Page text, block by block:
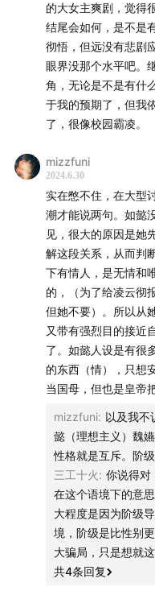
的大女主爽剧，觉得
结尾会如何，是不是
彻悟，但远没有悲剧
眼界没那个水平吧。
角，无论是不是有什
于我的预期了，但我
了，很像校园霸凌。
mizzfuni
2024.6.30
实在憋不住，在大型
潮才能说两句。如懿
见，很大的原因是她
解这段关系，从而判
下有情人，是无情和
的，（为了给凌云彻
但她不要）。所以从
又带有强烈目的接近
了。如懿人设是有很
的东西（情），只想
当国母，但也是皇帝
mizzfuni: 以及我不
懿（理想主义）魏
性格就是互斥。阶
三工十火: 你说得对
在这个语境下的意
大程度是因为阶级
境，阶级是比性别
大骗局，只是想就
共4条回复